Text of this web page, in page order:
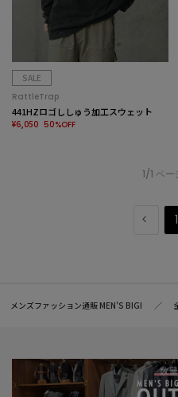
SALE
RattleTrap
441HZロゴししゅう加工スウェット
¥6,050 50%OFF
1/1 ペ
1
メンズファッション通販 MEN'S BIGI